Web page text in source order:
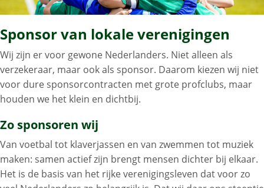
Sponsor van lokale verenigingen
Wij zijn er voor gewone Nederlanders. Niet alleen als
verzekeraar, maar ook als sponsor. Daarom kiezen wij niet
voor dure sponsorcontracten met grote profclubs, maar
houden we het klein en dichtbij.
Zo sponsoren wij
Van voetbal tot klaverjassen en van zwemmen tot muziek
maken: samen actief zijn brengt mensen dichter bij elkaar.
Het is de basis van het rijke verenigingsleven dat voor zo